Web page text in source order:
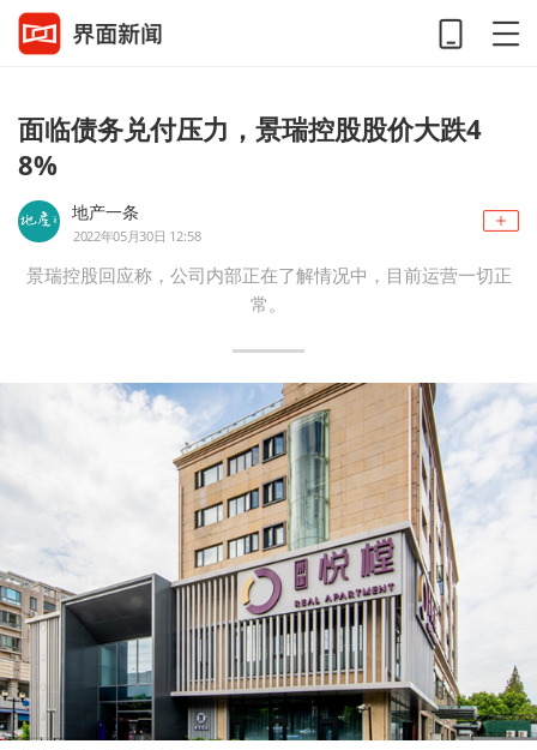
面临债务兑付压力，景瑞控股股价大跌4
8%
地产一条
2022年05月30日 12:58
景瑞控股回应称，公司内部正在了解情况中，目前运营一切正
常。